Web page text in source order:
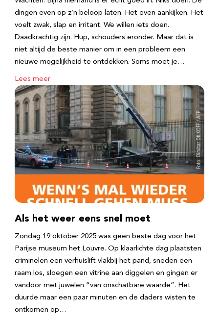
dingen even op z’n beloop laten. Het even aankijken. Het
voelt zwak, slap en irritant. We willen iets doen.
Daadkrachtig zijn. Hup, schouders eronder. Maar dat is
niet altijd de beste manier om in een probleem een
nieuwe mogelijkheid te ontdekken. Soms moet je…
Lees meer
Als het weer eens snel moet
Zondag 19 oktober 2025 was geen beste dag voor het
Parijse museum het Louvre. Op klaarlichte dag plaatsten
criminelen een verhuislift vlakbij het pand, sneden een
raam los, sloegen een vitrine aan diggelen en gingen er
vandoor met juwelen “van onschatbare waarde”. Het
duurde maar een paar minuten en de daders wisten te
ontkomen op…